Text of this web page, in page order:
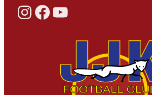
InstagramFacebook YouTube